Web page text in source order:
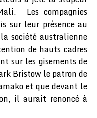
Les compagnies
sur leur présence au
société australienne
de hauts cadres
sur les gisements de
Bristow le patron de
et que devant le
il aurait renoncé à